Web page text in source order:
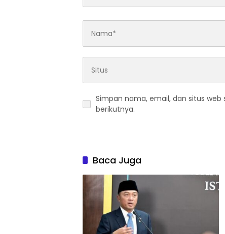
Simpan nama, email, dan situs
berikutnya.
Baca Juga